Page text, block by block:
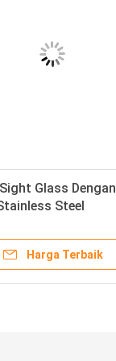
Glass Dengan
Steel
Harga Terbaik